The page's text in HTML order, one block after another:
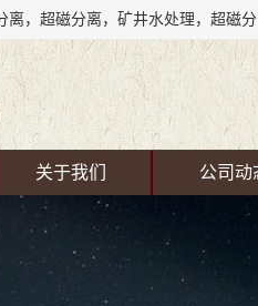
关于我们 公司动